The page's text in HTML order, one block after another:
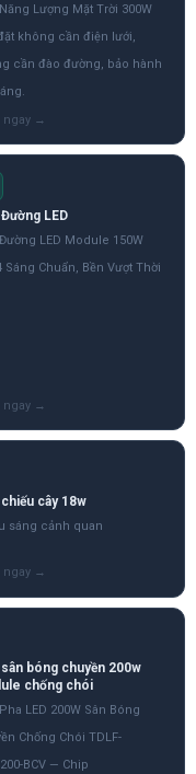
Lượng Mặt Trời 300W
không cần điện lưới,
cần đào đường, bảo hành
LED
LED Module 150W
Sáng Chuẩn, Bền Vượt Thời
cây 18w
sáng cảnh quan
bóng chuyền 200w
chống chói
LED 200W Sân Bóng
Chống Chói TDLF-
BCV — Chip